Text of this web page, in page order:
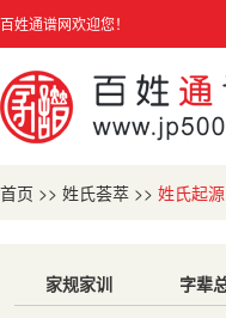
百姓通谱网欢迎您！
首页 >> 姓氏荟萃 >> 姓氏起源
家规家训 字辈